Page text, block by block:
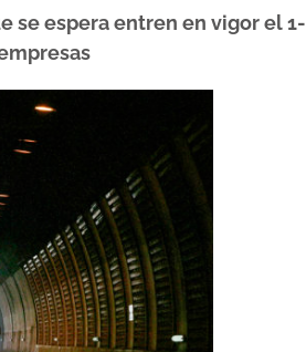
se espera entren en vigor el 1-